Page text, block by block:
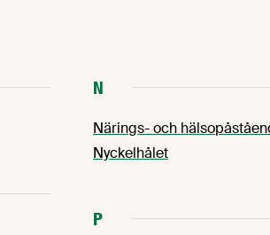
N
Närings- och
Nyckelhålet
P